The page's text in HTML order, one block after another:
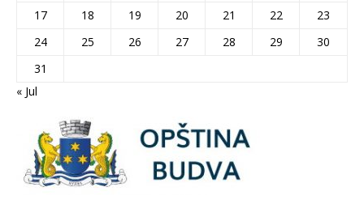
17
18 19 20 21 22
23
24
25 26 27 28 29
30
31
« Jul